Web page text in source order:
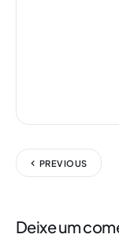
PREVIOUS
Deixe um